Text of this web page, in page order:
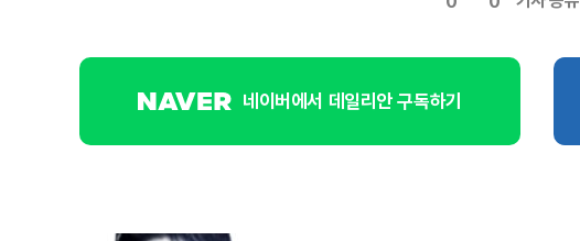
네이버에서 데일리안 구독하기